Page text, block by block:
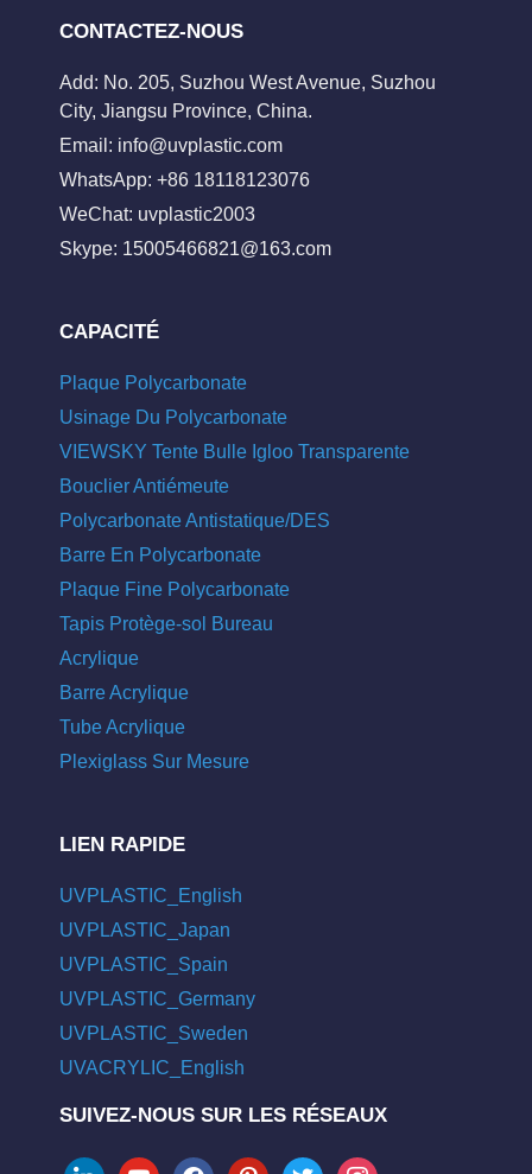
CONTACTEZ-NOUS
Add: No. 205, Suzhou West Avenue, Suzhou
City, Jiangsu Province, China.
Email: info@uvplastic.com
WhatsApp: +86 18118123076
WeChat: uvplastic2003
Skype: 15005466821@163.com
CAPACITÉ
Plaque Polycarbonate
Usinage Du Polycarbonate
VIEWSKY Tente Bulle Igloo Transparente
Bouclier Antiémeute
Polycarbonate Antistatique/DES
Barre En Polycarbonate
Plaque Fine Polycarbonate
Tapis Protège-sol Bureau
Acrylique
Barre Acrylique
Tube Acrylique
Plexiglass Sur Mesure
LIEN RAPIDE
UVPLASTIC_English
UVPLASTIC_Japan
UVPLASTIC_Spain
UVPLASTIC_Germany
UVPLASTIC_Sweden
UVACRYLIC_English
SUIVEZ-NOUS SUR LES RÉSEAUX
linkedinyoutubefacebookpinteresttwitter instagram